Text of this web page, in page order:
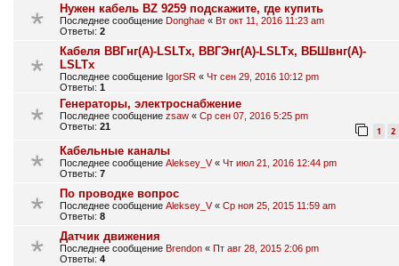
Нужен кабель BZ 9259 подскажите, где купить
Последнее сообщение Donghae « Вт окт 11, 2016 11:23 am
Ответы: 2
Кабеля ВВГнг(А)-LSLTx, ВВГЭнг(А)-LSLTx, ВБШвнг(А)-
LSLTx
Последнее сообщение IgorSR « Чт сен 29, 2016 10:12 pm
Ответы: 1
Генераторы, электроснабжение
Последнее сообщение zsaw « Ср сен 07, 2016 5:25 pm
Ответы: 21 1 2
Кабельные каналы
Последнее сообщение Aleksey_V« Чт июл 21, 2016 12:44 pm
Ответы: 7
По проводке вопрос
Последнее сообщение Aleksey_V« Ср ноя 25, 2015 11:59 am
Ответы: 8
Датчик движения
Последнее сообщение Brendon « Пт авг 28, 2015 2:06 pm
Ответы: 4